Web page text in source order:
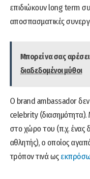
επιδιώκουν long term
αποσπασματικές
Μπορεί να σας
διαδεδομένοι μύθοι
Ο brand ambassador δεν
celebrity (διασημότητα).
στο χώρο του (π.χ. ένας
αθλητής), ο οποίος
τρόπον τινά ως